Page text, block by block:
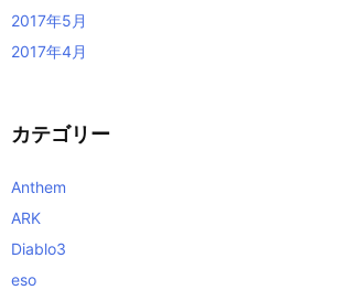
2017年5月
2017年4月
カテゴリー
Anthem
ARK
Diablo3
eso